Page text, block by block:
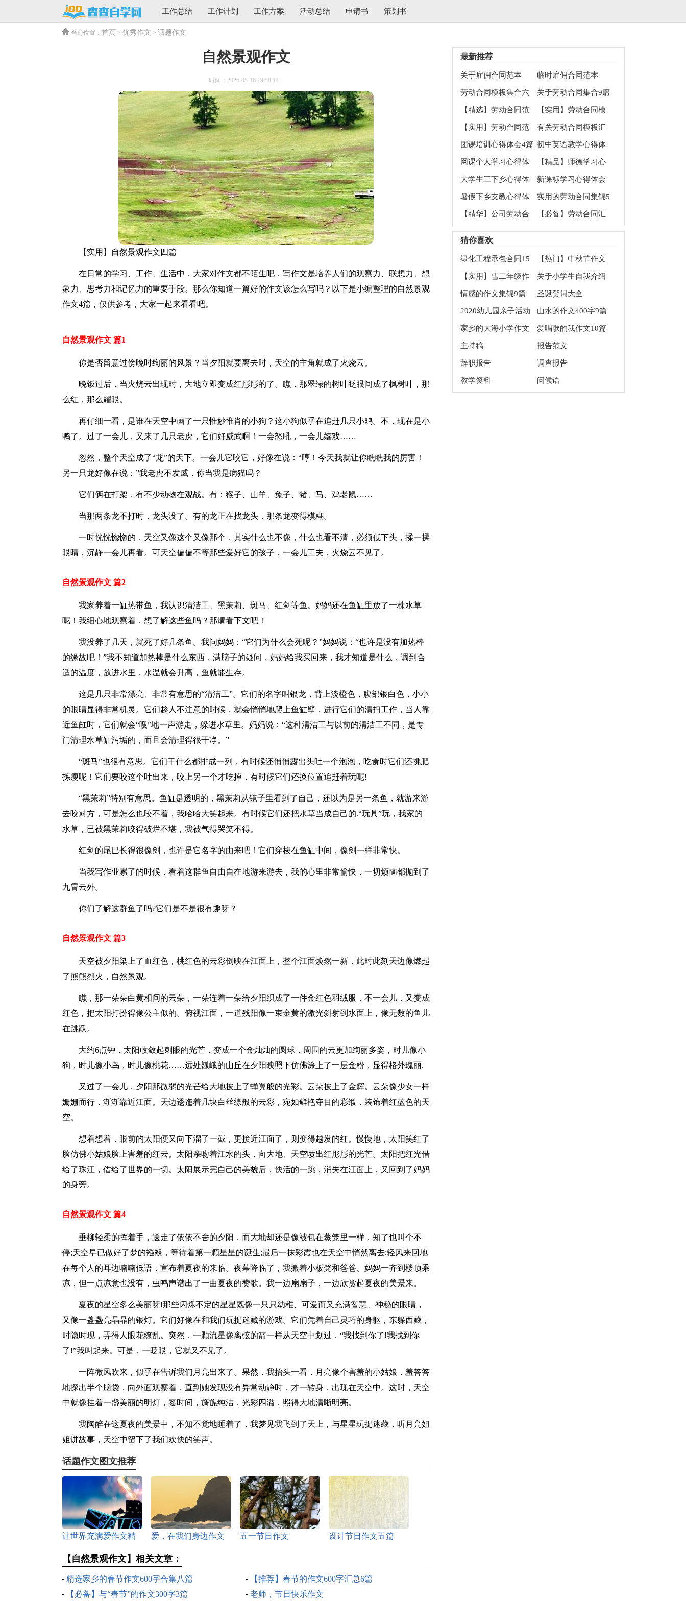
工作总结 工作计划 工作方案 活动总结 申请书 策划书
当前位置： 首页 > 优秀作文 > 话题作文
自然景观作文
时间：2026-05-16 19:58:14
【实用】自然景观作文四篇
在日常的学习、工作、生活中，大家对作文都不陌生吧，写作文是培养人们的观察力、联想力、想
象力、思考力和记忆力的重要手段。那么你知道一篇好的作文该怎么写吗？以下是小编整理的自然景观
作文4篇，仅供参考，大家一起来看看吧。
自然景观作文 篇1
你是否留意过傍晚时绚丽的风景？当夕阳就要离去时，天空的主角就成了火烧云。
晚饭过后，当火烧云出现时，大地立即变成红彤彤的了。瞧，那翠绿的树叶眨眼间成了枫树叶，那
么红，那么耀眼。
再仔细一看，是谁在天空中画了一只惟妙惟肖的小狗？这小狗似乎在追赶几只小鸡。不，现在是小
鸭了。过了一会儿，又来了几只老虎，它们好威武啊！一会怒吼，一会儿嬉戏……
忽然，整个天空成了“龙”的天下。一会儿它咬它，好像在说：“哼！今天我就让你瞧瞧我的厉害！
另一只龙好像在说：”我老虎不发威，你当我是病猫吗？
它们俩在打架，有不少动物在观战。有：猴子、山羊、兔子、猪、马、鸡老鼠……
当那两条龙不打时，龙头没了。有的龙正在找龙头，那条龙变得模糊。
一时恍恍惚惚的，天空又像这个又像那个，其实什么也不像，什么也看不清，必须低下头，揉一揉
眼睛，沉静一会儿再看。可天空偏偏不等那些爱好它的孩子，一会儿工夫，火烧云不见了。
自然景观作文 篇2
我家养着一缸热带鱼，我认识清洁工、黑茉莉、斑马、红剑等鱼。妈妈还在鱼缸里放了一株水草
呢！我细心地观察着，想了解这些鱼吗？那请看下文吧！
我没养了几天，就死了好几条鱼。我问妈妈：“它们为什么会死呢？”妈妈说：“也许是没有加热棒
的缘故吧！”我不知道加热棒是什么东西，满脑子的疑问，妈妈给我买回来，我才知道是什么，调到合
适的温度，放进水里，水温就会升高，鱼就能生存。
这是几只非常漂亮、非常有意思的“清洁工”。它们的名字叫银龙，背上淡橙色，腹部银白色，小小
的眼睛显得非常机灵。它们趁人不注意的时候，就会悄悄地爬上鱼缸壁，进行它们的清扫工作，当人靠
近鱼缸时，它们就会“嗖”地一声游走，躲进水草里。妈妈说：“这种清洁工与以前的清洁工不同，是专
门清理水草缸污垢的，而且会清理得很干净。”
“斑马”也很有意思。它们干什么都排成一列，有时候还悄悄露出头吐一个泡泡，吃食时它们还挑肥
拣瘦呢！它们要咬这个吐出来，咬上另一个才吃掉，有时候它们还换位置追赶着玩呢!
“黑茉莉”特别有意思。鱼缸是透明的，黑茉莉从镜子里看到了自己，还以为是另一条鱼，就游来游
去咬对方，可是怎么也咬不着，我哈哈大笑起来。有时候它们还把水草当成自己的.“玩具”玩，我家的
水草，已被黑茉莉咬得破烂不堪，我被气得哭笑不得。
红剑的尾巴长得很像剑，也许是它名字的由来吧！它们穿梭在鱼缸中间，像剑一样非常快。
当我写作业累了的时候，看着这群鱼自由自在地游来游去，我的心里非常愉快，一切烦恼都抛到了
九霄云外。
你们了解这群鱼了吗?它们是不是很有趣呀？
自然景观作文 篇3
天空被夕阳染上了血红色，桃红色的云彩倒映在江面上，整个江面焕然一新，此时此刻天边像燃起
了熊熊烈火，自然景观。
瞧，那一朵朵白黄相间的云朵，一朵连着一朵给夕阳织成了一件金红色羽绒服，不一会儿，又变成
红色，把太阳打扮得像公主似的。俯视江面，一道残阳像一束金黄的激光斜射到水面上，像无数的鱼儿
在跳跃。
大约6点钟，太阳收敛起刺眼的光芒，变成一个金灿灿的圆球，周围的云更加绚丽多姿，时儿像小
狗，时儿像小鸟，时儿像桃花……远处巍峨的山丘在夕阳映照下仿佛涂上了一层金粉，显得格外瑰丽.
又过了一会儿，夕阳那微弱的光芒给大地披上了蝉翼般的光彩。云朵披上了金辉。云朵像少女一样
姗姗而行，渐渐靠近江面。天边逶迤着几块白丝绦般的云彩，宛如鲜艳夺目的彩缎，装饰着红蓝色的天
空。
想着想着，眼前的太阳便又向下溜了一截，更接近江面了，则变得越发的红。慢慢地，太阳笑红了
脸仿佛小姑娘脸上害羞的红云。太阳亲吻着江水的头，向大地、天空喷出红彤彤的光芒。太阳把红光借
给了珠江，借给了世界的一切。太阳展示完自己的美貌后，快活的一跳，消失在江面上，又回到了妈妈
的身旁。
自然景观作文 篇4
垂柳轻柔的挥着手，送走了依依不舍的夕阳，而大地却还是像被包在蒸笼里一样，知了也叫个不
停;天空早已做好了梦的襁褓，等待着第一颗星星的诞生;最后一抹彩霞也在天空中悄然离去;轻风来回地
在每个人的耳边喃喃低语，宣布着夏夜的来临。夜幕降临了，我搬着小板凳和爸爸、妈妈一齐到楼顶乘
凉，但一点凉意也没有，虫鸣声谱出了一曲夏夜的赞歌。我一边扇扇子，一边欣赏起夏夜的美景来。
夏夜的星空多么美丽呀!那些闪烁不定的星星既像一只只幼稚、可爱而又充满智慧、神秘的眼睛，
又像一盏盏亮晶晶的银灯。它们好像在和我们玩捉迷藏的游戏。它们凭着自己灵巧的身躯，东躲西藏，
时隐时现，弄得人眼花缭乱。突然，一颗流星像离弦的箭一样从天空中划过，“我找到你了!我找到你
了!”我叫起来。可是，一眨眼，它就又不见了。
一阵微风吹来，似乎在告诉我们月亮出来了。果然，我抬头一看，月亮像个害羞的小姑娘，羞答答
地探出半个脑袋，向外面观察着，直到她发现没有异常动静时，才一转身，出现在天空中。这时，天空
中就像挂着一盏美丽的明灯，霎时间，旖旎纯洁，光彩四溢，照得大地清晰明亮。
我陶醉在这夏夜的美景中，不知不觉地睡着了，我梦见我飞到了天上，与星星玩捉迷藏，听月亮姐
姐讲故事，天空中留下了我们欢快的笑声。
话题作文图文推荐
让世界充满爱作文精
爱，在我们身边作文 五一节日作文 设计节日作文五篇
【自然景观作文】相关文章：
精选家乡的春节作文600字合集八篇
【推荐】春节的作文600字汇总6篇
【必备】与“春节”的作文300字3篇
老师，节日快乐作文
最新推荐
关于雇佣合同范本 临时雇佣合同范本
劳动合同模板集合六
篇
关于劳动合同集合9篇
【精选】劳动合同范
文锦集九篇
【实用】劳动合同模
板汇总9篇
【实用】劳动合同范
文汇编五篇
有关劳动合同模板汇
总七篇
团课培训心得体会4篇 初中英语教学心得体
会15篇
网课个人学习心得体
会
【精品】师德学习心
得体会范文集合七篇
大学生三下乡心得体
会11篇
新课标学习心得体会
暑假下乡支教心得体
会
实用的劳动合同集锦5
篇
【精华】公司劳动合
【必备】劳动合同汇
猜你喜欢
绿化工程承包合同15
篇
【热门】中秋节作文
500字汇编六篇
【实用】雪二年级作
文300字合集8篇
关于小学生自我介绍
作文300字合集七篇
情感的作文集锦9篇 圣诞贺词大全
2020幼儿园亲子活动
主持稿范文
山水的作文400字9篇
家乡的大海小学作文 爱唱歌的我作文10篇
主持稿 报告范文
辞职报告 调查报告
教学资料 问候语